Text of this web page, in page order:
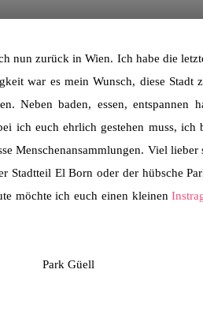
nun zurück in Wien. Ich habe die
war es mein Wunsch, diese Stadt
Neben baden, essen, entspannen
ich euch ehrlich gestehen muss,
Menschenansammlungen. Viel
Stadtteil El Born oder der hübsche
möchte ich euch einen kleinen
Park Güell